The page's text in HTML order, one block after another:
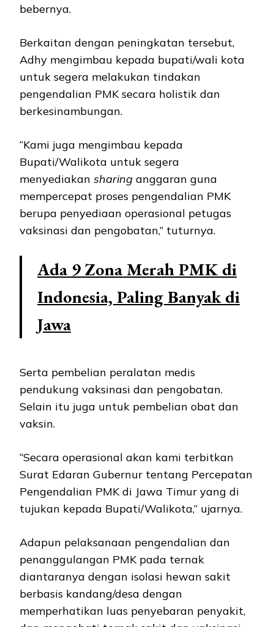
bebernya.
Berkaitan dengan peningkatan tersebut,
Adhy mengimbau kepada bupati/wali kota
untuk segera melakukan tindakan
pengendalian PMK secara holistik dan
berkesinambungan.
“Kami juga mengimbau kepada
Bupati/Walikota untuk segera
menyediakan sharing anggaran guna
mempercepat proses pengendalian PMK
berupa penyediaan operasional petugas
vaksinasi dan pengobatan,” tuturnya.
Ada 9 Zona Merah PMK di
Indonesia, Paling Banyak di
Jawa
Serta pembelian peralatan medis
pendukung vaksinasi dan pengobatan.
Selain itu juga untuk pembelian obat dan
vaksin.
“Secara operasional akan kami terbitkan
Surat Edaran Gubernur tentang Percepatan
Pengendalian PMK di Jawa Timur yang di
tujukan kepada Bupati/Walikota,” ujarnya.
Adapun pelaksanaan pengendalian dan
penanggulangan PMK pada ternak
diantaranya dengan isolasi hewan sakit
berbasis kandang/desa dengan
memperhatikan luas penyebaran penyakit,